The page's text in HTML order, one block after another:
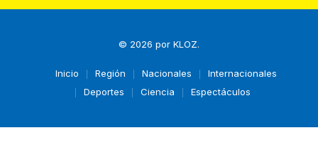
© 2026 por KLOZ.
Inicio Región Nacionales
Internacionales
Deportes
Ciencia Espectáculos